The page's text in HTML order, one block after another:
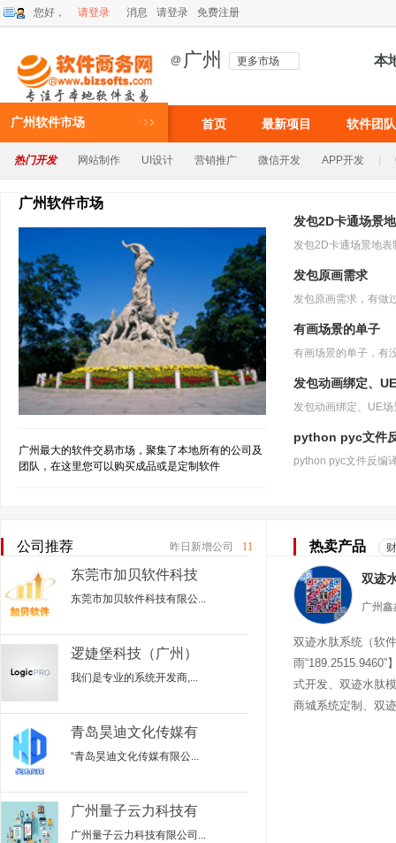
您好， 请登录 消息 请登录 免费注册
@ 广州 更多市场 本
广州软件市场 首页 最新项目 软件团队
热门开发 网站制作 UI设计 营销推广 微信开发 APP开发
广州软件市场
广州最大的软件交易市场，聚集了本地所有的公司及
团队，在这里您可以购买成品或是定制软件
发包2D卡通场景
发包2D卡通场景地表
发包原画需求
有画场景的单子
发包动画绑定、
python pyc文件
公司推荐 昨日新增公司 11
东莞市加贝软件科技
东莞市加贝软件科技有限公...
逻婕堡科技（广州）
我们是专业的系统开发商,...
青岛昊迪文化传媒有
“青岛昊迪文化传媒有限公...
广州量子云力科技有
广州量子云力科技有限公司...
热卖产品
双迹水肽系统（软
雨“189.2515.9460”
式开发、双迹水肽
商城系统定制、双